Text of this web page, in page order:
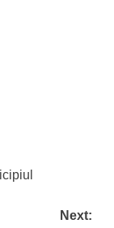
Next: